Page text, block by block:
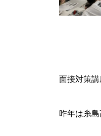
面接対策講
昨年は糸